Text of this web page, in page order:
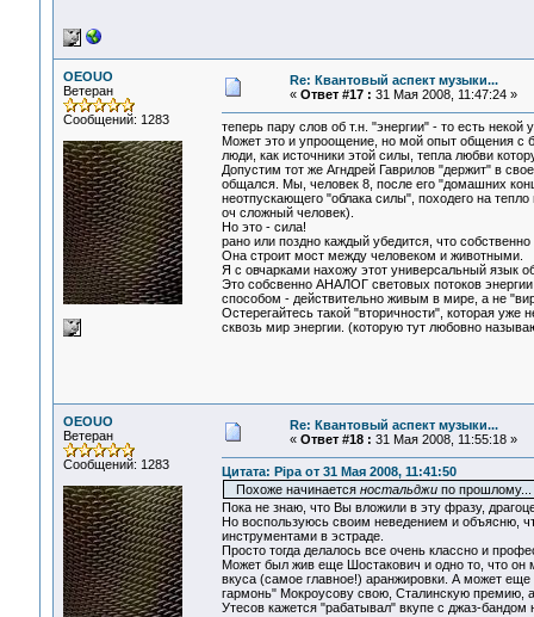
OEOUO
Ветеран
Сообщений: 1283
Re: Квантовый аспект музыки...
« Ответ #17 : 31 Мая 2008, 11:47:24 »
теперь пару слов об т.н. "энергии" - то есть
Может это и упроощение, но мой опыт общения
люди, как источники этой силы, тепла любви
Допустим тот же Агндрей Гаврилов "держит" в
общался. Мы, человек 8, после его "домашних
неотпускающего "облака силы", походего на
оч сложный человек).
Но это - сила!
рано или поздно каждый убедится, что
Она строит мост между человеком и животными.
Я с овчарками нахожу этот универсальный
Это собсвенно АНАЛОГ световых потоков
способом - действительно живым в мире, а не
Остерегайтесь такой "вторичности", которая
сквозь мир энергии. (которую тут любовно
OEOUO
Ветеран
Сообщений: 1283
Re: Квантовый аспект музыки...
« Ответ #18 : 31 Мая 2008, 11:55:18 »
Цитата: Pipa от 31 Мая 2008, 11:41:50
Похоже начинается ностальджипо прошлому...
Пока не знаю, что Вы вложили в эту фразу,
Но воспользуюсь своим неведением и объясню,
инструментами в эстраде.
Просто тогда делалось все очень классно и
Может был жив еще Шостакович и одно то, что он
вкуса (самое главное!) аранжировки. А может еще
гармонь" Мокроусову свою, Сталинскую премию,
Утесов кажется "рабатывал" вкупе с джаз-